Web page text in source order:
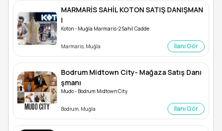
MARMARİS SAHİL KOTON SATIŞ DANIŞMAN
I
Koton - Muğla Marmaris-2 Sahil Cadde
Marmaris, Muğla İlanı Gör
Bodrum Midtown City- Mağaza Satış Danı
şmanı
Mudo - Bodrum Midtown City
Bodrum, Muğla İlanı Gör